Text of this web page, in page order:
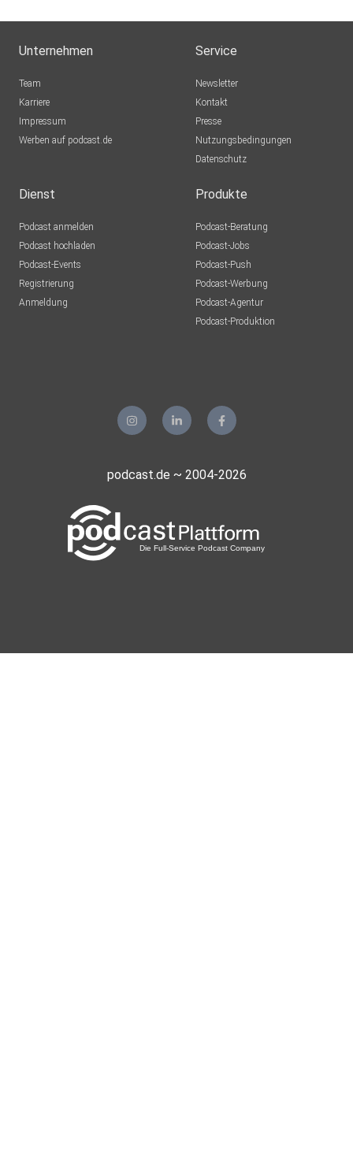
Unternehmen
Team
Karriere
Impressum
Werben auf podcast.de
Service
Newsletter
Kontakt
Presse
Nutzungsbedingungen
Datenschutz
Dienst
Podcast anmelden
Podcast hochladen
Podcast-Events
Registrierung
Anmeldung
Produkte
Podcast-Beratung
Podcast-Jobs
Podcast-Push
Podcast-Werbung
Podcast-Agentur
Podcast-Produktion
podcast.de ~ 2004-2026